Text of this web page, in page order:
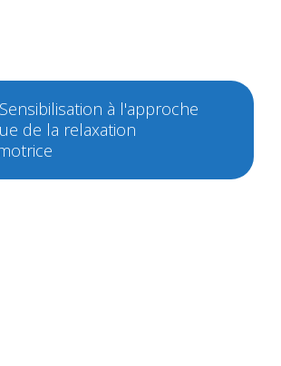
à l'approche
de la relaxation